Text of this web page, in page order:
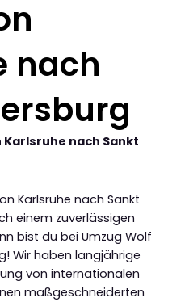
nach
Karlsruhe nach Sankt
Karlsruhe nach Sankt
einem zuverlässigen
bist du bei Umzug Wolf
Wir haben langjährige
von internationalen
maßgeschneiderten